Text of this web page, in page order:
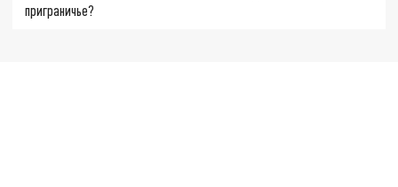
приграничье?